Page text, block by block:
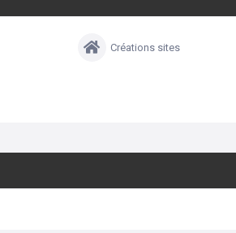
Créations sites